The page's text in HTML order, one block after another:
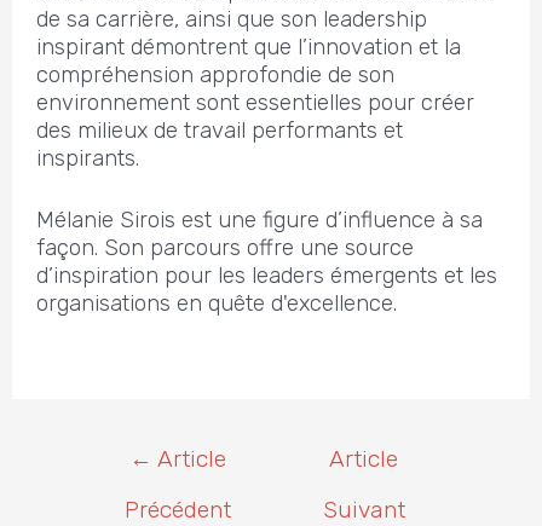
de sa carrière, ainsi que son leadership
inspirant démontrent que l’innovation et la
compréhension approfondie de son
environnement sont essentielles pour créer
des milieux de travail performants et
inspirants.
Mélanie Sirois est une figure d’influence à sa
façon. Son parcours offre une source
d’inspiration pour les leaders émergents et les
organisations en quête d'excellence.
l’article
← Article
Précédent
Article
Suivant